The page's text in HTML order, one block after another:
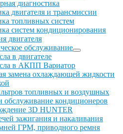
диагностика
двигателя и трансмиссии
топливных систем
систем кондиционирования
двигателя
обслуживание
в двигателе
в АКПП Вариатор
замена охлаждающей жидкости
топливных и воздушных
обслуживание кондиционеров
3D HUNTER
зажигания и накаливания
ГРМ, приводного ремня